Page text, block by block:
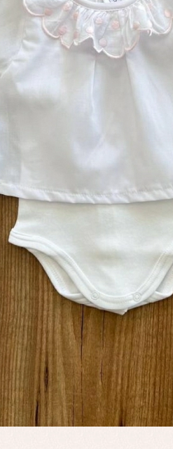
Blusas, camisas y jerseys
Faldones de bebé
Peleles y ranitas
Ropa interior, bodys,
pijamas...